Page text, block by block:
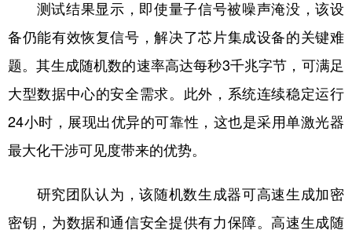
测试结果显示，即使量子信号被噪声淹没，该设
备仍能有效恢复信号，解决了芯片集成设备的关键难
题。其生成随机数的速率高达每秒3千兆字节，可满足
大型数据中心的安全需求。此外，系统连续稳定运行
24小时，展现出优异的可靠性，这也是采用单激光器
最大化干涉可见度带来的优势。
研究团队认为，该随机数生成器可高速生成加密
密钥，为数据和通信安全提供有力保障。高速生成随